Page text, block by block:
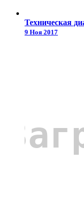
Техническая
9 Ноя 2017